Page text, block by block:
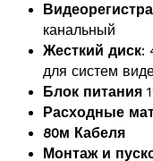
канальный
Жесткий диск:
для систем
Блок питания
Расходные
80м Кабеля
Монтаж и